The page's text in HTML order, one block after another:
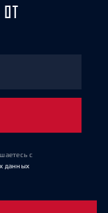
с
данных